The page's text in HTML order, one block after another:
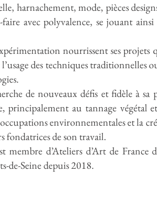
harnachement, mode, pièces
avec polyvalence, se jouant
nourrissent ses
des techniques traditionnelles
de nouveaux défis et fidèle à sa
principalement au tannage végétal
environnementales et la
fondatrices de son travail.
membre d’Ateliers d’Art de
de-Seine depuis 2018.